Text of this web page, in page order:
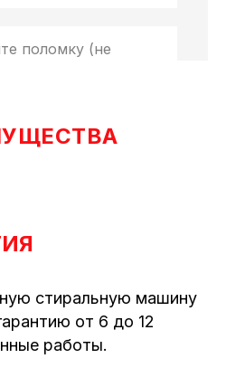
стиральную машину
от 6 до 12
работы.